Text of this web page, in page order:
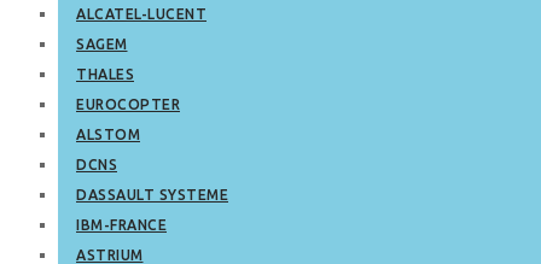
ALCATEL-LUCENT
SAGEM
THALES
EUROCOPTER
ALSTOM
DCNS
DASSAULT SYSTEME
IBM-FRANCE
ASTRIUM